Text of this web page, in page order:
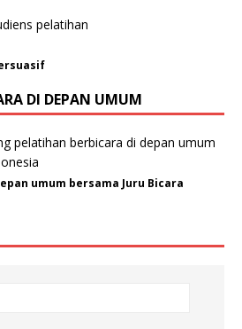
DI DEPAN UMUM
umum bersama Juru Bicara